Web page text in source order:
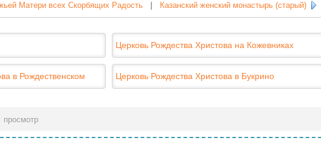
Матери всех Скорбящих Радость Казанский женский монастырь (старый)
Церковь Рождества Христова на Кожевниках
в Рождественском Церковь Рождества Христова в Букрино
просмотр